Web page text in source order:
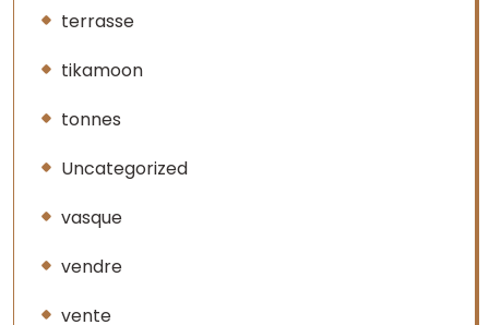
terrasse
tikamoon
tonnes
Uncategorized
vasque
vendre
vente